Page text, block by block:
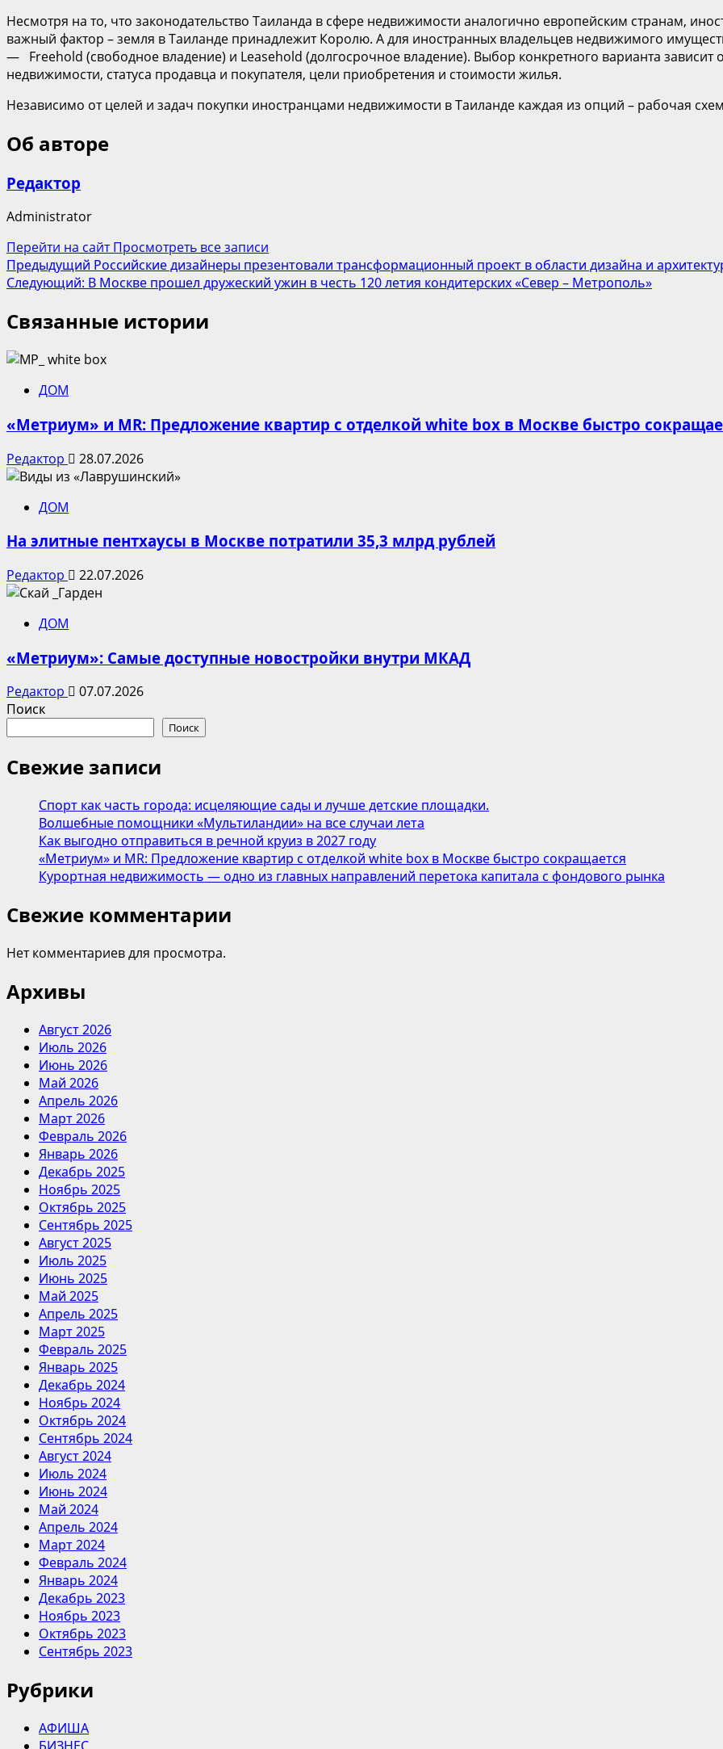
Несмотря на то, что законодательство Таиланда в сфере недвижимости аналогично европейским странам,
важный фактор – земля в Таиланде принадлежит Королю. А для иностранных владельцев недвижимого
— Freehold (свободное владение) и Leasehold (долгосрочное владение). Выбор конкретного варианта зависит
недвижимости, статуса продавца и покупателя, цели приобретения и стоимости жилья.
Независимо от целей и задач покупки иностранцами недвижимости в Таиланде каждая из опций – рабочая
Об авторе
Редактор
Administrator
Перейти на сайтПросмотреть все записи
Навигация
записи
Предыдущий Российские дизайнеры презентовали трансформационный проект в области дизайна и
Следующий: В Москве прошел дружеский ужин в честь 120 летия кондитерских «Север – Метрополь»
Связанные истории
ДОМ
«Метриум» и MR: Предложение квартир с отделкой white box в Москве быстро
Редактор 28.07.2026
ДОМ
На элитные пентхаусы в Москве потратили 35,3 млрд рублей
Редактор 22.07.2026
ДОМ
«Метриум»: Самые доступные новостройки внутри МКАД
Редактор
07.07.2026
Поиск
Поиск
Свежие записи
Спорт как часть города: исцеляющие сады и лучше детские площадки.
Волшебные помощники «Мультиландии» на все случаи лета
Как выгодно отправиться в речной круиз в 2027 году
«Метриум» и MR: Предложение квартир с отделкой white box в Москве быстро сокращается
Курортная недвижимость — одно из главных направлений перетока капитала с фондового рынка
Свежие комментарии
Нет комментариев для просмотра.
Архивы
Август 2026
Июль 2026
Июнь 2026
Май 2026
Апрель 2026
Март 2026
Февраль 2026
Январь 2026
Декабрь 2025
Ноябрь 2025
Октябрь 2025
Сентябрь 2025
Август 2025
Июль 2025
Июнь 2025
Май 2025
Апрель 2025
Март 2025
Февраль 2025
Январь 2025
Декабрь 2024
Ноябрь 2024
Октябрь 2024
Сентябрь 2024
Август 2024
Июль 2024
Июнь 2024
Май 2024
Апрель 2024
Март 2024
Февраль 2024
Январь 2024
Декабрь 2023
Ноябрь 2023
Октябрь 2023
Сентябрь 2023
Рубрики
АФИША